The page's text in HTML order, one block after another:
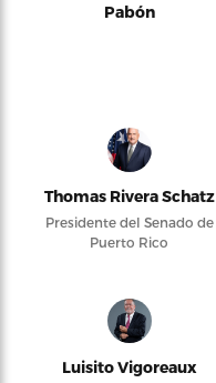
Pabón
Thomas Rivera Schatz
Presidente del Senado de
Puerto Rico
Luisito Vigoreaux